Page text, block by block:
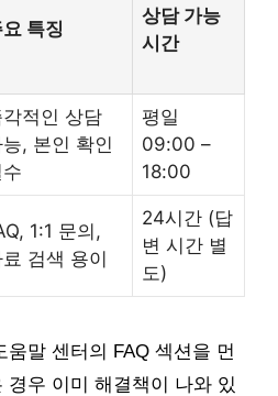
특징
상담 가능
시간
각적인 상담
능, 본인 확인
평일
09:00 –
18:00
1:1 문의,
료 검색 용이
24시간 (답
변 시간 별
도)
말 센터의 FAQ 섹션을 먼
경우 이미 해결책이 나와 있